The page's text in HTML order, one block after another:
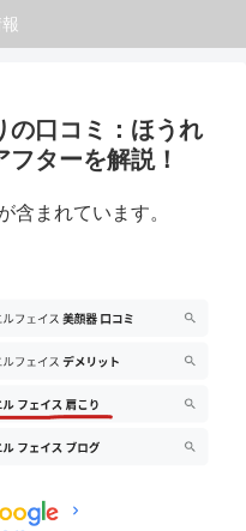
の口コミ：ほうれ
ターを解説！
含まれています。